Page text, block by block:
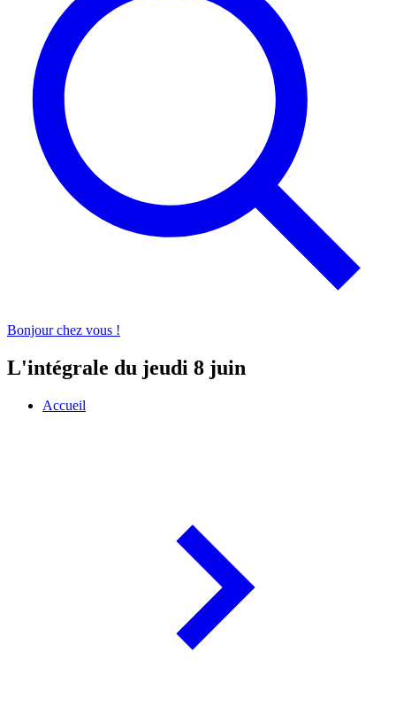
Bonjour chez vous !
L'intégrale du jeudi 8 juin
Accueil